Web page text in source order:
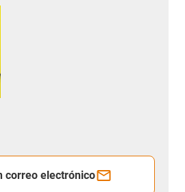
correo electrónico